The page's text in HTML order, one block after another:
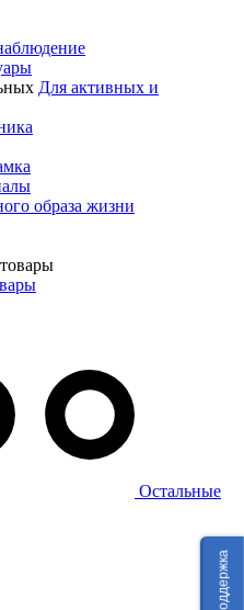
Для активных и
образа жизни
Остальные